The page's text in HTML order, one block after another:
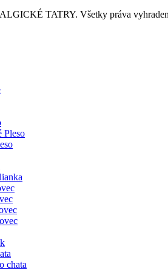
TATRY. Všetky práva
Pleso
chata